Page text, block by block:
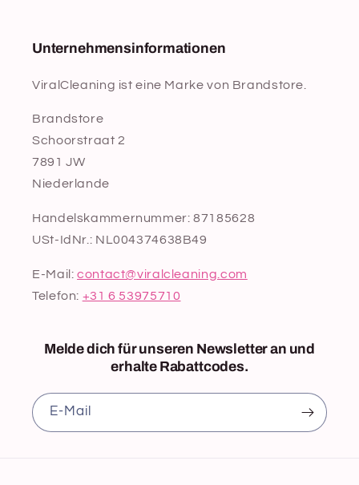
Unternehmensinformationen
ViralCleaning ist eine Marke von Brandstore.
Brandstore
Schoorstraat 2
7891 JW
Niederlande
Handelskammernummer: 87185628
USt-IdNr.: NL004374638B49
E-Mail:contact@viralcleaning.com
Telefon: +31 6 53975710
Melde dich für unseren Newsletter an und
erhalte Rabattcodes.
E‑Mail